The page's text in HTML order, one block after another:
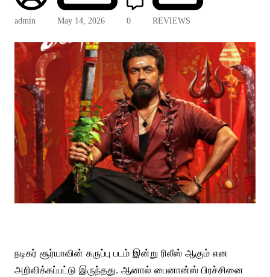
admin May 14, 2026 0 REVIEWS
நடிகர் சூர்யாவின் கருப்பு படம் இன்று ரிலீஸ் ஆகும் என
அறிவிக்கப்பட்டு இருந்தது. ஆனால் பைனான்ஸ் பிரச்சினை